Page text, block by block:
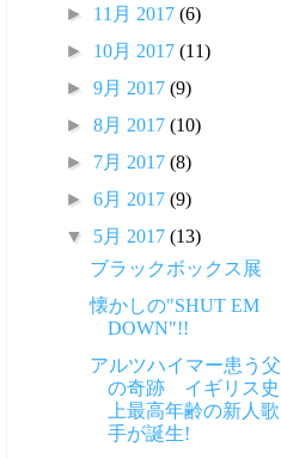
► 11月 2017(6)
► 10月 2017(11)
►9月 2017(9)
►8月 2017(10)
► 7月 2017(8)
►6月 2017(9)
▼ 5月 2017(13)
ブラックボックス展
懐かしの"SHUT EM
DOWN"!!
アルツハイマー患う父
の奇跡 イギリス史
上最高年齢の新人歌
手が誕生!